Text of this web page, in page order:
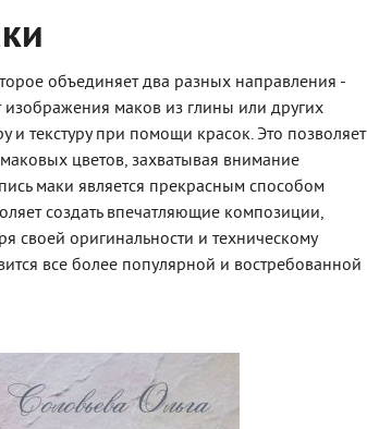
объединяет два разных направления -
изображения маков из глины или других
и текстуру при помощи красок. Это позволяет
цветов, захватывая внимание
маки является прекрасным способом
создать впечатляющие композиции,
своей оригинальности и техническому
все более популярной и востребованной